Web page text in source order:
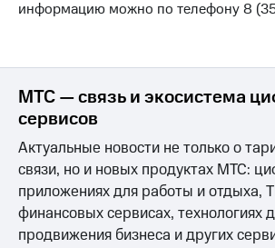
погашении
именных
облигаций
Другое
Регистратор
Реквизиты
Контакты
развитие
информацию можно по телефону 8
МТС — связь и экосистема
сервисов
Актуальные новости не только о
связи, но и новых продуктах МТС:
приложениях для работы и отдыха,
финансовых сервисах, технологиях
продвижения бизнеса и других